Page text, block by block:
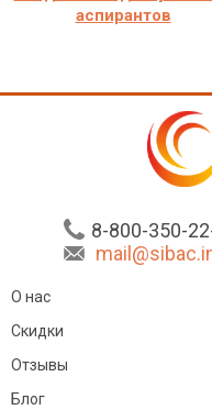
аспирантов
8-800-350-
О нас
Скидки
Отзывы
Блог